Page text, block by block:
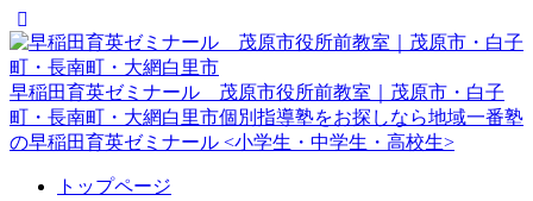
早稲田育英ゼミナール 茂原市役所前教室｜茂原市・白子
町・長南町・大網白里市個別指導塾をお探しなら地域一番塾
の早稲田育英ゼミナール <小学生・中学生・高校生>
トップページ